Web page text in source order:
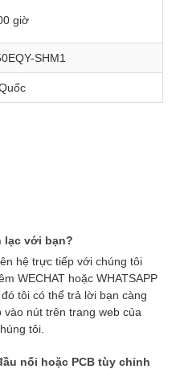
giờ
SHM1
lạc với bạn?
hệ trực tiếp với chúng tôi
WECHAT hoặc WHATSAPP
tôi có thể trả lời bạn càng
nút trên trang web của
tôi.
nối hoặc PCB tùy chỉnh